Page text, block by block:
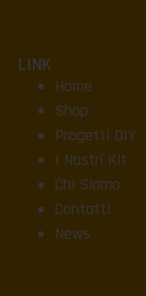
LINK
Home
Shop
Progetti DIY
I Nostri Kit
Chi Siamo
Contatti
News